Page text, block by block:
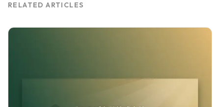
RELATED ARTICLES